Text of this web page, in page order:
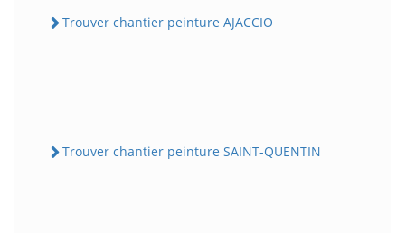
Trouver chantier peinture AJACCIO
Trouver chantier peinture SAINT-QUENTIN